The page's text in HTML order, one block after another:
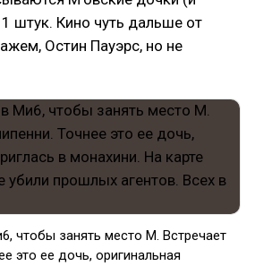
штук. Кино чуть дальше от
Остин Пауэрс, но не
чтобы занять место М. Встречает
это ее дочь, оригинальная